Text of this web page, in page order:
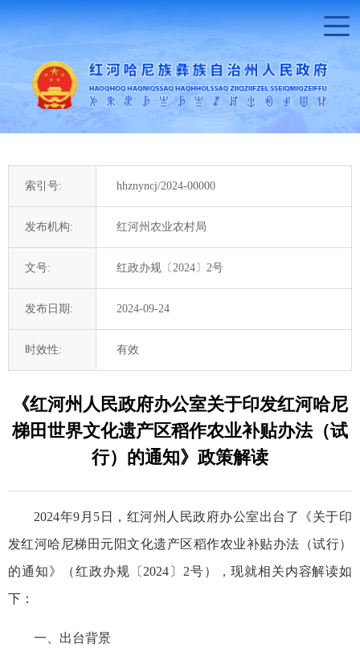
索引号: hhznyncj/2024-00000
发布机构: 红河州农业农村局
文号: 红政办规〔2024〕2号
发布日期: 2024-09-24
时效性: 有效
《红河州人民政府办公室关于印发红河哈尼
梯田世界文化遗产区稻作农业补贴办法（试
行）的通知》政策解读
2024年9月5日，红河州人民政府办公室出台了《关于印
发红河哈尼梯田元阳文化遗产区稻作农业补贴办法（试行）
的通知》（红政办规〔2024〕2号），现就相关内容解读如
下：
一、出台背景